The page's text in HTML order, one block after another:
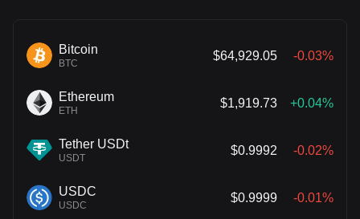
Bitcoin
BTC
$64,929.05 -0.03%
Ethereum
ETH
$1,919.73 +0.04%
Tether USDt
USDT
$0.9992 -0.02%
USDC
USDC
$0.9999 -0.01%